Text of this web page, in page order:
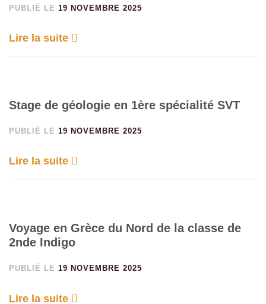
PUBLIÉ LE 19 NOVEMBRE 2025
Lire la suite
Stage de géologie en 1ère spécialité SVT
PUBLIÉ LE 19 NOVEMBRE 2025
Lire la suite
Voyage en Grèce du Nord de la classe de
2nde Indigo
PUBLIÉ LE 19 NOVEMBRE 2025
Lire la suite